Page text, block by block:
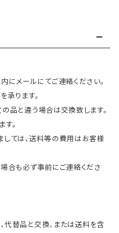
メールにてご連絡ください。
承ります。
品と違う場合は交換致します。
。
ては、送料等の費用はお客様
合も必ず事前にご連絡くださ
替品と交換、または送料を含